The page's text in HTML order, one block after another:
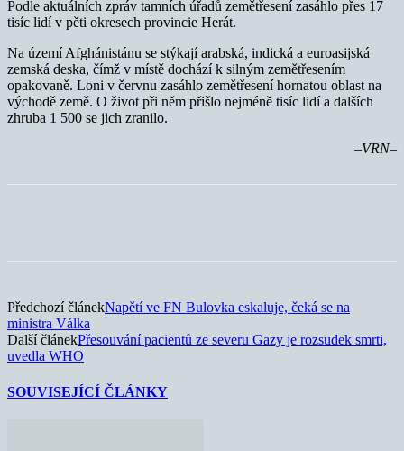
Podle aktuálních zpráv tamních úřadů zemětřesení zasáhlo přes 17
tisíc lidí v pěti okresech provincie Herát.
Na území Afghánistánu se stýkají arabská, indická a euroasijská
zemská deska, čímž v místě dochází k silným zemětřesením
opakovaně. Loni v červnu zasáhlo zemětřesení hornatou oblast na
východě země. O život při něm přišlo nejméně tisíc lidí a dalších
zhruba 1 500 se jich zranilo.
–VRN–
Předchozí článekNapětí ve FN Bulovka eskaluje, čeká se na
ministra Válka
Další článekPřesouvání pacientů ze severu Gazy je rozsudek smrti,
uvedla WHO
SOUVISEJÍCÍ ČLÁNKY